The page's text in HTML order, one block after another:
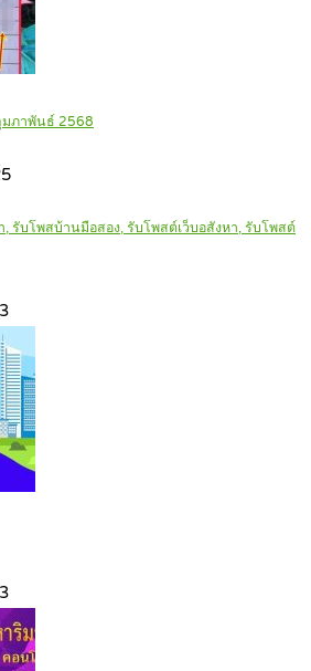
มภาพันธ์ 2568
, รับโพสบ้านมือสอง, รับโพสต์เว็บอสังหา, รับโพสต์